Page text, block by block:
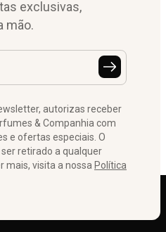
exclusivas,
mão.
autorizas receber
& Companhia com
e ofertas especiais. O
retirado a qualquer
mais, visita a nossa Política